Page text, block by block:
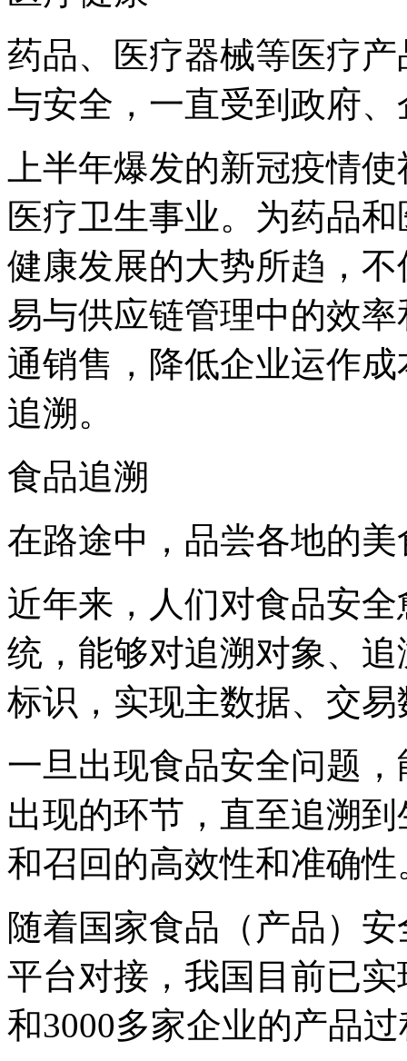
药品、医疗器械等医疗
与安全，一直受到政府
上半年爆发的新冠疫情
医疗卫生事业。为药品
健康发展的大势所趋，
易与供应链管理中的效
通销售，降低企业运作
追溯。
食品追溯
在路途中，品尝各地的
近年来，人们对食品安
统，能够对追溯对象、
标识，实现主数据、交
一旦出现食品安全问题
出现的环节，直至追溯
和召回的高效性和准确性
随着国家食品（产品）
平台对接，我国目前已
和3000多家企业的产品